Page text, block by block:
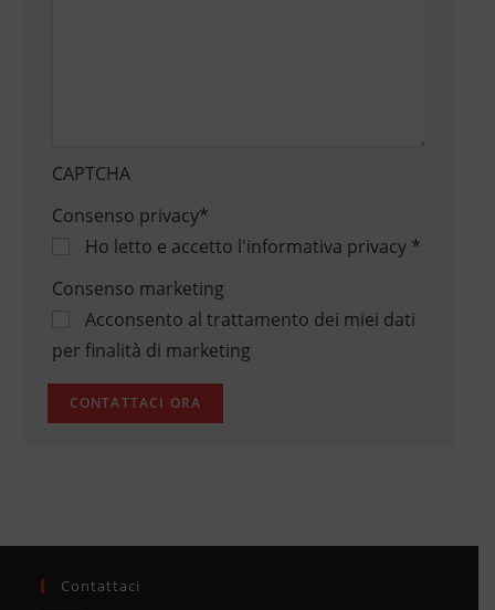
CAPTCHA
Consenso privacy*
Ho letto e accetto l'informativa privacy*
Consenso marketing
Acconsento al trattamento dei miei dati
per finalità di marketing
Contattaci